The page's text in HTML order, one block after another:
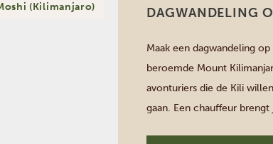
(Kilimanjaro) DAGWANDELING
Maak een dagwandeling
beroemde Mount
avonturiers die de Kili
gaan. Een chauffeur